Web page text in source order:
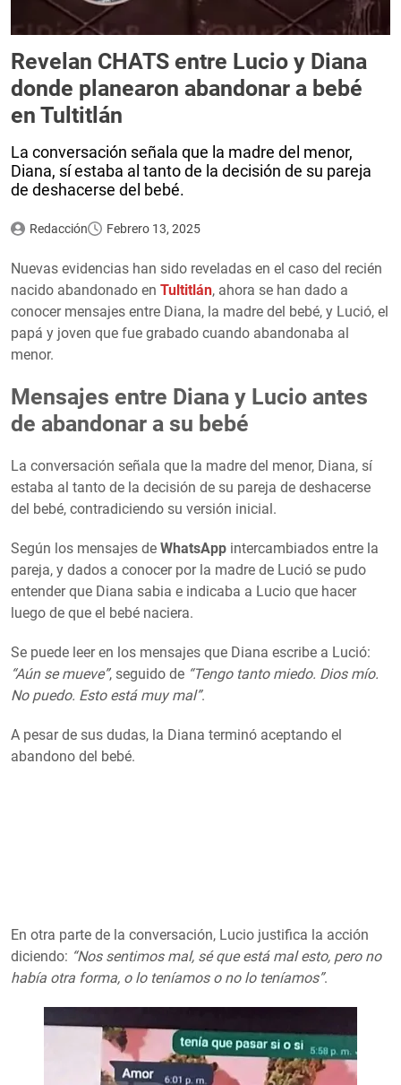
Revelan CHATS entre Lucio y Diana
donde planearon abandonar a bebé
en Tultitlán
La conversación señala que la madre del menor,
Diana, sí estaba al tanto de la decisión de su pareja
de deshacerse del bebé.
Redacción Febrero 13, 2025
Nuevas evidencias han sido reveladas en el caso del recién
nacido abandonado en Tultitlán, ahora se han dado a
conocer mensajes entre Diana, la madre del bebé, y Lució, el
papá y joven que fue grabado cuando abandonaba al
menor.
Mensajes entre Diana y Lucio antes
de abandonar a su bebé
La conversación señala que la madre del menor, Diana, sí
estaba al tanto de la decisión de su pareja de deshacerse
del bebé, contradiciendo su versión inicial.
Según los mensajes de WhatsApp intercambiados entre la
pareja, y dados a conocer por la madre de Lució se pudo
entender que Diana sabia e indicaba a Lucio que hacer
luego de que el bebé naciera.
Se puede leer en los mensajes que Diana escribe a Lució:
“Aún se mueve”, seguido de “Tengo tanto miedo. Dios mío.
No puedo. Esto está muy mal”.
A pesar de sus dudas, la Diana terminó aceptando el
abandono del bebé.
En otra parte de la conversación, Lucio justifica la acción
diciendo: “Nos sentimos mal, sé que está mal esto, pero no
había otra forma, o lo teníamos o no lo teníamos”.